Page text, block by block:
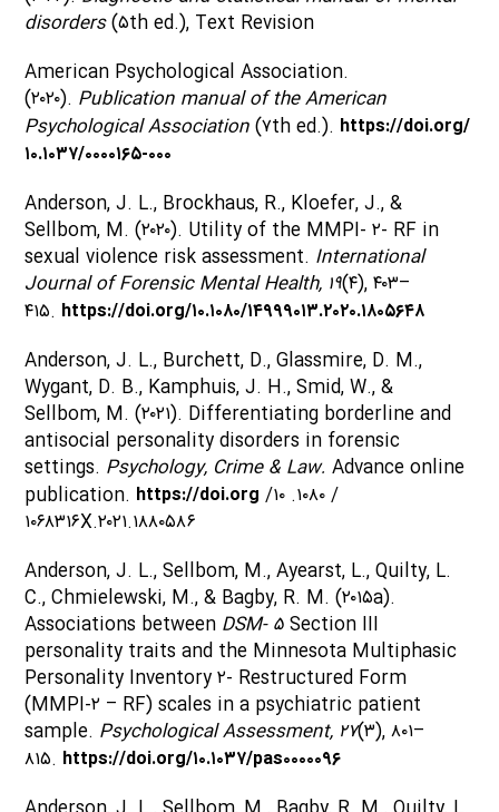
disorders(۵th ed.), Text Revision
American Psychological Association.
(۲۰۲۰). Publication manual of the American
Psychological Association(۷th ed.). https://doi.org/
۱۰.۱۰۳۷/۰۰۰۰۱۶۵-۰۰۰
Anderson, J. L., Brockhaus, R., Kloefer, J., &
Sellbom, M. (۲۰۲۰). Utility of the MMPI- ۲- RF in
sexual violence risk assessment. International
Journal of Forensic Mental Health, ۱۹(۴), ۴۰۳–
۴۱۵. https://doi.org/۱۰.۱۰۸۰/۱۴۹۹۹۰۱۳.۲۰۲۰.۱۸۰۵۶۴۸
Anderson, J. L., Burchett, D., Glassmire, D. M.,
Wygant, D. B., Kamphuis, J. H., Smid, W., &
Sellbom, M. (۲۰۲۱). Differentiating borderline and
antisocial personality disorders in forensic
settings. Psychology, Crime & Law. Advance online
publication. https://doi.org /۱۰ .۱۰۸۰ /
۱۰۶۸۳۱۶X.۲۰۲۱.۱۸۸۰۵۸۶
Anderson, J. L., Sellbom, M., Ayearst, L., Quilty, L.
C., Chmielewski, M., & Bagby, R. M. (۲۰۱۵a).
Associations between DSM- ۵Section III
personality traits and the Minnesota Multiphasic
Personality Inventory ۲- Restructured Form
(MMPI-۲ – RF) scales in a psychiatric patient
sample. Psychological Assessment, ۲۷(۳), ۸۰۱–
۸۱۵. https://doi.org/۱۰.۱۰۳۷/pas۰۰۰۰۰۹۶